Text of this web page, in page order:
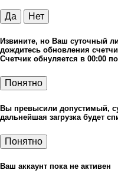
Да Нет
Извините, но Ваш суточный
дождитесь обновления
Счетчик обнуляется в 00:00
Понятно
Вы превысили допустимый,
дальнейшая загрузка будет
Понятно
Ваш аккаунт пока не активен